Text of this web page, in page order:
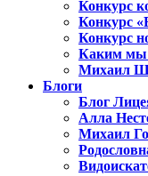
Конкурс
Конкурс
Конкурс
Каким мы
Михаил
Блоги
Блог
Алла
Михаил